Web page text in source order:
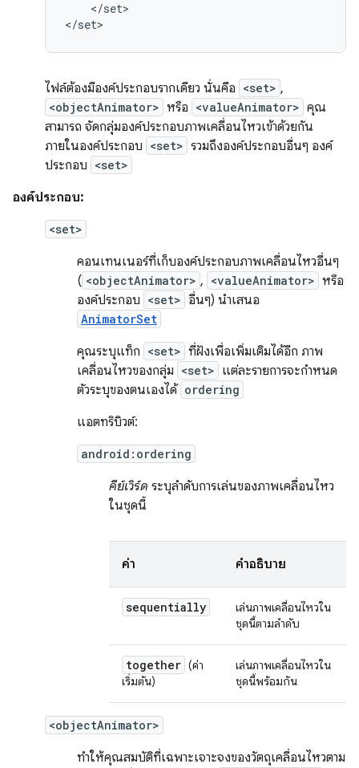
</set>
</set>
ไฟล์ต้องมีองค์ประกอบรากเดียว นั่นคือ <set> ,
<objectAnimator> หรือ <valueAnimator> คุณ
สามารถ จัดกลุ่มองค์ประกอบภาพเคลื่อนไหวเข้าด้วยกัน
ภายในองค์ประกอบ <set> รวมถึงองค์ประกอบอื่นๆ องค์
ประกอบ <set>
องค์ประกอบ:
<set>
คอนเทนเนอร์ที่เก็บองค์ประกอบภาพเคลื่อนไหวอื่นๆ
( <objectAnimator> , <valueAnimator> หรือ
องค์ประกอบ <set> อื่นๆ) นำเสนอ
AnimatorSet
คุณระบุแท็ก <set> ที่ฝังเพื่อเพิ่มเติมได้อีก ภาพ
เคลื่อนไหวของกลุ่ม <set> แต่ละรายการจะกำหนด
ตัวระบุของตนเองได้ ordering
แอตทริบิวต์:
android:ordering
คีย์เวิร์ด ระบุลำดับการเล่นของภาพเคลื่อนไหว
ในชุดนี้
ค่า คำอธิบาย
sequentially
เล่นภาพเคลื่อนไหวใน
ชุดนี้ตามลำดับ
together (ค่า
เริ่มต้น)
เล่นภาพเคลื่อนไหวใน
ชุดนี้พร้อมกัน
<objectAnimator>
ทำให้คุณสมบัติที่เฉพาะเจาะจงของวัตถุเคลื่อนไหวตาม